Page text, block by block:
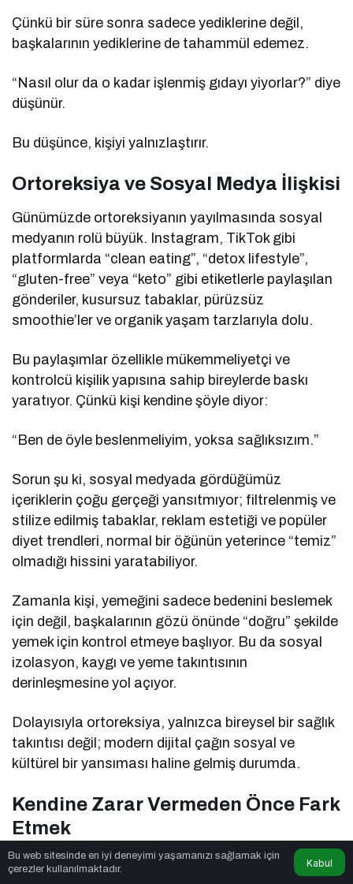
Çünkü bir süre sonra sadece yediklerine değil,
başkalarının yediklerine de tahammül edemez.
“Nasıl olur da o kadar işlenmiş gıdayı yiyorlar?” diye
düşünür.
Bu düşünce, kişiyi yalnızlaştırır.
Ortoreksiya ve Sosyal Medya İlişkisi
Günümüzde ortoreksiyanın yayılmasında sosyal
medyanın rolü büyük. Instagram, TikTok gibi
platformlarda “clean eating”, “detox lifestyle”,
“gluten-free” veya “keto” gibi etiketlerle paylaşılan
gönderiler, kusursuz tabaklar, pürüzsüz
smoothie’ler ve organik yaşam tarzlarıyla dolu.
Bu paylaşımlar özellikle mükemmeliyetçi ve
kontrolcü kişilik yapısına sahip bireylerde baskı
yaratıyor. Çünkü kişi kendine şöyle diyor:
“Ben de öyle beslenmeliyim, yoksa sağlıksızım.”
Sorun şu ki, sosyal medyada gördüğümüz
içeriklerin çoğu gerçeği yansıtmıyor; filtrelenmiş ve
stilize edilmiş tabaklar, reklam estetiği ve popüler
diyet trendleri, normal bir öğünün yeterince “temiz”
olmadığı hissini yaratabiliyor.
Zamanla kişi, yemeğini sadece bedenini beslemek
için değil, başkalarının gözü önünde “doğru” şekilde
yemek için kontrol etmeye başlıyor. Bu da sosyal
izolasyon, kaygı ve yeme takıntısının
derinleşmesine yol açıyor.
Dolayısıyla ortoreksiya, yalnızca bireysel bir sağlık
takıntısı değil; modern dijital çağın sosyal ve
kültürel bir yansıması haline gelmiş durumda.
Kendine Zarar Vermeden Önce Fark
Etmek
Ortoreksiya genellikle fark edilmesi en zor yeme
Bu web sitesinde en iyi deneyimi yaşamanızı sağlamak için
çerezler kullanılmaktadır.
Kabul